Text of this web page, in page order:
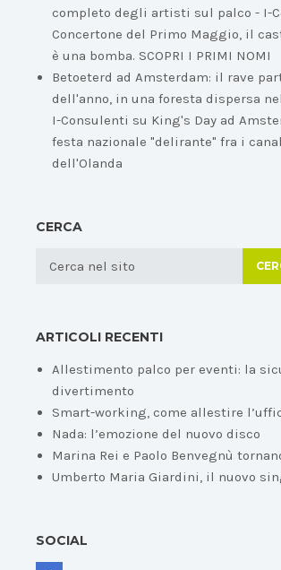
completo degli artisti sul palco - I-
Concertone del Primo Maggio, il
è una bomba. SCOPRI I PRIMI NOMI
Betoeterd ad Amsterdam: il rave
dell'anno, in una foresta dispersa nel
I-Consulenti su King's Day ad
festa nazionale "delirante" fra i
dell'Olanda
CERCA
ARTICOLI RECENTI
Allestimento palco per eventi: la
divertimento
Smart-working, come allestire
Nada: l’emozione del nuovo disco
Marina Rei e Paolo Benvegnù
Umberto Maria Giardini, il nuovo
SOCIAL